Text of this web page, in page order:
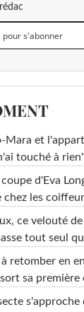
Mara et
touché à rien"
d'Eva
chez les
ce velouté
tout seul
à retomber en
sa
s'approche